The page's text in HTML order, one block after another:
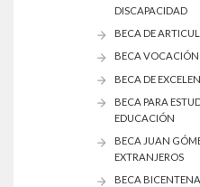
DISCAPACIDAD
BECA DE
BECA VOCACIÓN
BECA DE
BECA PARA
EDUCACIÓN
BECA JUAN
EXTRANJEROS
BECA